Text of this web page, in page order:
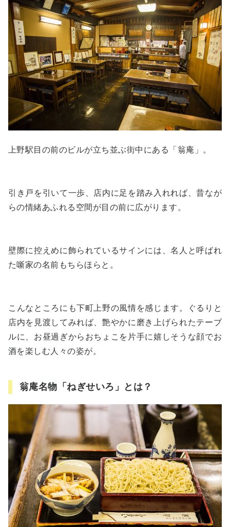
上野駅目の前のビルが立ち並ぶ街中にある「翁庵」。
引き戸を引いて一歩、店内に足を踏み入れれば、昔なが
らの情緒あふれる空間が目の前に広がります。
壁際に控えめに飾られているサインには、名人と呼ばれ
た噺家の名前もちらほらと。
こんなところにも下町上野の風情を感じます。ぐるりと
店内を見渡してみれば、艶やかに磨き上げられたテーブ
ルに、お昼過ぎからおちょこを片手に嬉しそうな顔でお
酒を楽しむ人々の姿が。
翁庵名物「ねぎせいろ」とは？